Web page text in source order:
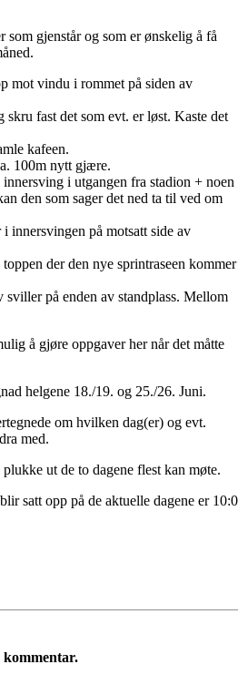
som gjenstår og som er ønskelig å få
mot vindu i rommet på siden av
skru fast det som evt. er løst. Kaste det
kafeen.
100m nytt gjære.
i utgangen fra stadion + noen
den som sager det ned ta til ved om
innersvingen på motsatt side av
der den nye sprintraseen kommer
på enden av standplass. Mellom
å gjøre oppgaver her når det måtte
helgene 18./19. og 25./26. Juni.
om hvilken dag(er) og evt.
med.
ut de to dagene flest kan møte.
satt opp på de aktuelle dagene er